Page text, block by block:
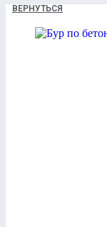
ВЕРНУТЬСЯ